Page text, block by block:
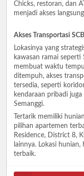
Chicks, restoran, dan
menjadi akses
Akses Transportasi
Lokasinya yang
kawasan ramai seperti
membuat waktu
ditempuh, akses
tersedia, seperti
kendaraan pribadi
Semanggi.
Tertarik memiliki
pilihan apartemen
Residence, District 8,
lainnya. Lokasi
terbaik.